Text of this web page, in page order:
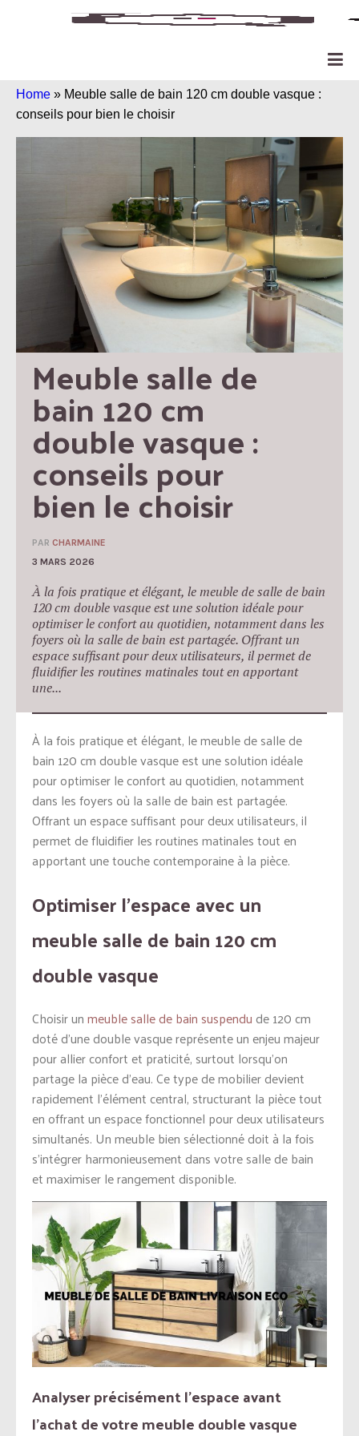
Home » Meuble salle de bain 120 cm double vasque :
conseils pour bien le choisir
Meuble salle de
bain 120 cm
double vasque :
conseils pour
bien le choisir
PAR CHARMAINE
3 MARS 2026
À la fois pratique et élégant, le meuble de salle de bain
120 cm double vasque est une solution idéale pour
optimiser le confort au quotidien, notamment dans les
foyers où la salle de bain est partagée. Offrant un
espace suffisant pour deux utilisateurs, il permet de
fluidifier les routines matinales tout en apportant
une...
À la fois pratique et élégant, le meuble de salle de
bain 120 cm double vasque est une solution idéale
pour optimiser le confort au quotidien, notamment
dans les foyers où la salle de bain est partagée.
Offrant un espace suffisant pour deux utilisateurs, il
permet de fluidifier les routines matinales tout en
apportant une touche contemporaine à la pièce.
Optimiser l’espace avec un
meuble salle de bain 120 cm
double vasque
Choisir unmeuble salle de bain suspendu de 120 cm
doté d’une double vasque représente un enjeu majeur
pour allier confort et praticité, surtout lorsqu’on
partage la pièce d’eau. Ce type de mobilier devient
rapidement l’élément central, structurant la pièce tout
en offrant un espace fonctionnel pour deux utilisateurs
simultanés. Un meuble bien sélectionné doit à la fois
s’intégrer harmonieusement dans votre salle de bain
et maximiser le rangement disponible.
Analyser précisément l’espace avant
l’achat de votre meuble double vasque